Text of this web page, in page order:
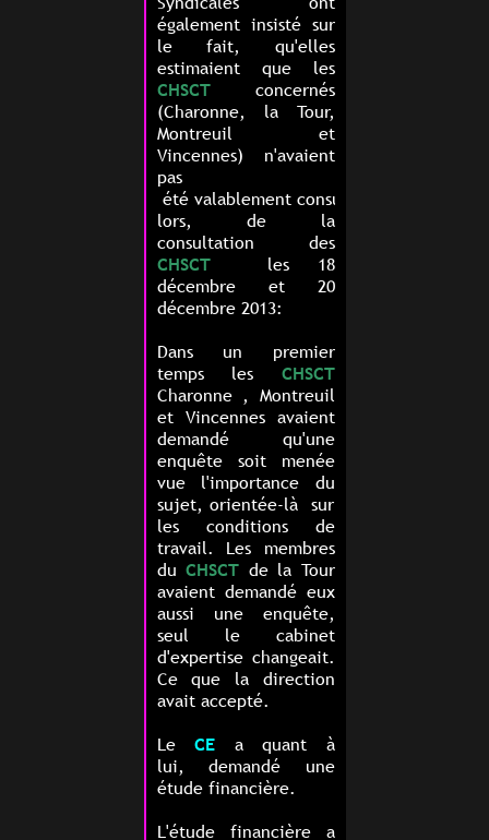
également insisté sur
le fait, qu'elles
estimaient que les
CHSCTconcernés
(Charonne, la Tour,
Montreuil et
Vincennes) n'avaient
pas
été valablement consultés
lors, de la
consultation des
CHSCTles 18
décembre et 20
décembre 2013:
Dans un premier
temps les CHSCT
Charonne , Montreuil
et Vincennes avaient
demandé qu'une
enquête soit menée
vue l'importance du
sujet, orientée-là sur
les conditions de
travail. Les membres
du CHSCT de la Tour
avaient demandé eux
aussi une enquête,
seul le cabinet
d'expertise changeait.
Ce que la direction
avait accepté.
Le CE a quant à
lui, demandé une
étude financière.
L'étude financière a